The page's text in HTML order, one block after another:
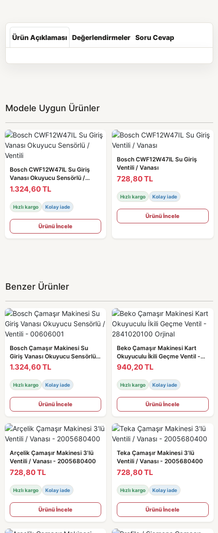
Ürün Açıklaması Değerlendirmeler Soru Cevap
Modele Uygun Ürünler
Bosch CWF12W47IL Su Giriş
Vanası Okuyucu Sensörlü /
Ventili
1.324,60 TL
Hızlı kargo Kolay iade
Ürünü İncele
Bosch CWF12W47IL Su Giriş
Ventili / Vanası
728,80 TL
Hızlı kargo Kolay iade
Ürünü İncele
Benzer Ürünler
Bosch Çamaşır Makinesi Su
Giriş Vanası Okuyucu Sensörlü /
Ventili - 00606001
1.324,60 TL
Hızlı kargo Kolay iade
Ürünü İncele
Beko Çamaşır Makinesi Kart
Okuyuculu İkili Geçme Ventil -
2841020100 Orjinal
940,20 TL
Hızlı kargo Kolay iade
Ürünü İncele
Arçelik Çamaşır Makinesi 3'lü
Ventili / Vanası - 2005680400
728,80 TL
Hızlı kargo Kolay iade
Ürünü İncele
Teka Çamaşır Makinesi 3'lü
Ventili / Vanası - 2005680400
728,80 TL
Hızlı kargo Kolay iade
Ürünü İncele